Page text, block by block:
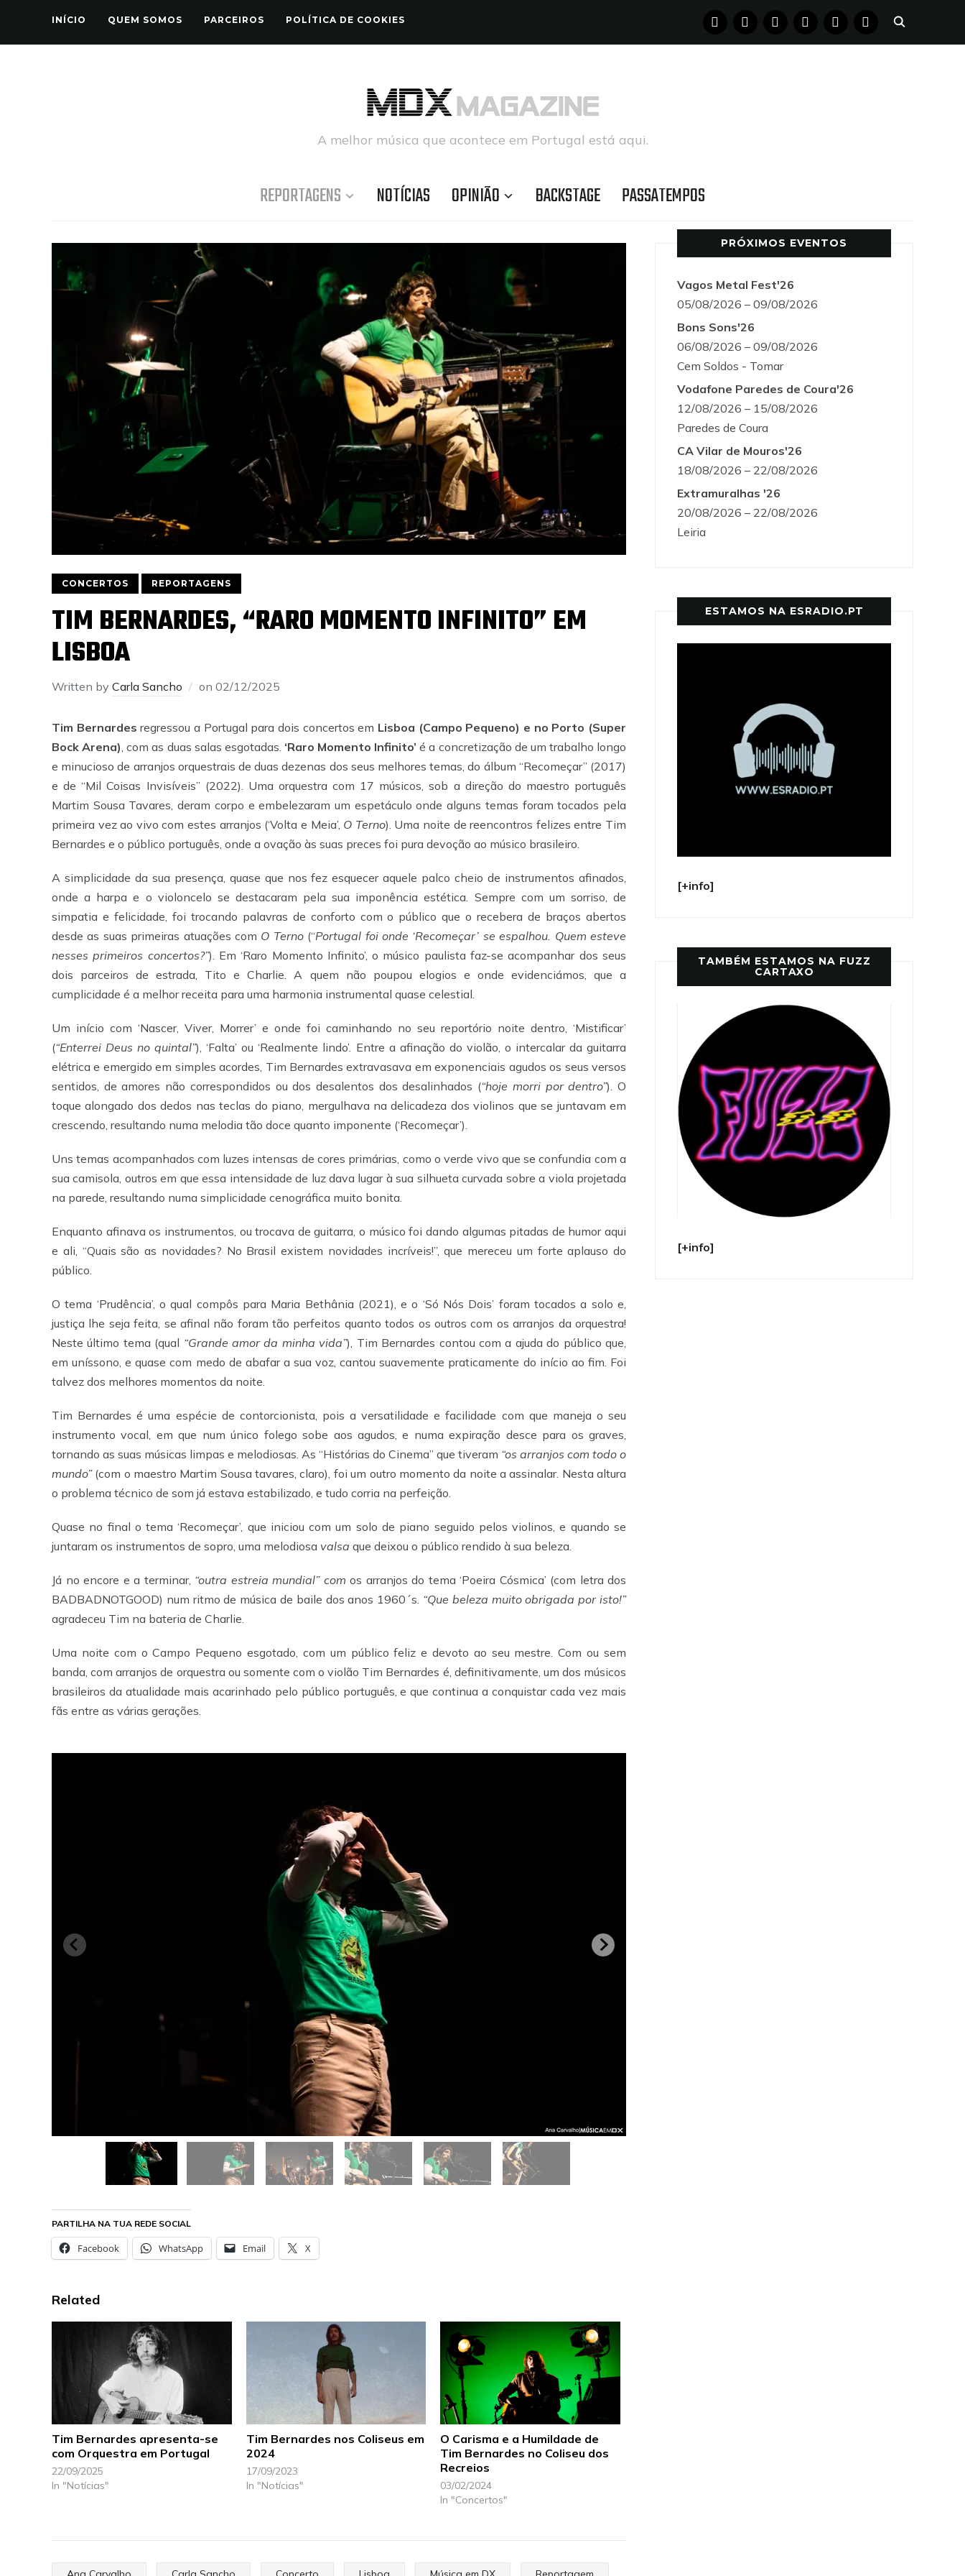
INÍCIO QUEM SOMOS PARCEIROS POLÍTICA DE COOKIES FACEBOOKINSTAGRAM
YOUTUBE PINTERESTTUMBLR
A melhor música que acontece em Portugal está aqui.
REPORTAGENS NOTÍCIAS OPINIÃO BACKSTAGE PASSATEMPOS
CONCERTOS REPORTAGENS
TIM BERNARDES, “RARO MOMENTO INFINITO” EM
LISBOA
Written by Carla Sancho on 02/12/2025
Tim Bernardes regressou a Portugal para dois concertos em Lisboa (Campo Pequeno) e no Porto (Super
Bock Arena) , com as duas salas esgotadas. ‘Raro Momento Infinito’ é a concretização de um trabalho longo
e minucioso de arranjos orquestrais de duas dezenas dos seus melhores temas, do álbum “Recomeçar” (2017)
e de “Mil Coisas Invisíveis” (2022). Uma orquestra com 17 músicos, sob a direção do maestro português
Martim Sousa Tavares, deram corpo e embelezaram um espetáculo onde alguns temas foram tocados pela
primeira vez ao vivo com estes arranjos (‘Volta e Meia’, O Terno). Uma noite de reencontros felizes entre Tim
Bernardes e o público português, onde a ovação às suas preces foi pura devoção ao músico brasileiro.
A simplicidade da sua presença, quase que nos fez esquecer aquele palco cheio de instrumentos afinados,
onde a harpa e o violoncelo se destacaram pela sua imponência estética. Sempre com um sorriso, de
simpatia e felicidade, foi trocando palavras de conforto com o público que o recebera de braços abertos
desde as suas primeiras atuações com O Terno(“Portugal foi onde ‘Recomeçar’ se espalhou. Quem esteve
nesses primeiros concertos?”). Em ‘Raro Momento Infinito’, o músico paulista faz-se acompanhar dos seus
dois parceiros de estrada, Tito e Charlie. A quem não poupou elogios e onde evidenciámos, que a
cumplicidade é a melhor receita para uma harmonia instrumental quase celestial.
Um início com ‘Nascer, Viver, Morrer’ e onde foi caminhando no seu reportório noite dentro, ‘Mistificar’
(“Enterrei Deus no quintal”), ‘Falta’ ou ‘Realmente lindo’. Entre a afinação do violão, o intercalar da guitarra
elétrica e emergido em simples acordes, Tim Bernardes extravasava em exponenciais agudos os seus versos
sentidos, de amores não correspondidos ou dos desalentos dos desalinhados (“hoje morri por dentro”). O
toque alongado dos dedos nas teclas do piano, mergulhava na delicadeza dos violinos que se juntavam em
crescendo, resultando numa melodia tão doce quanto imponente (‘Recomeçar’).
Uns temas acompanhados com luzes intensas de cores primárias, como o verde vivo que se confundia com a
sua camisola, outros em que essa intensidade de luz dava lugar à sua silhueta curvada sobre a viola projetada
na parede, resultando numa simplicidade cenográfica muito bonita.
Enquanto afinava os instrumentos, ou trocava de guitarra, o músico foi dando algumas pitadas de humor aqui
e ali, “Quais são as novidades? No Brasil existem novidades incríveis!”, que mereceu um forte aplauso do
público.
O tema ‘Prudência’, o qual compôs para Maria Bethânia (2021), e o ‘Só Nós Dois’ foram tocados a solo e,
justiça lhe seja feita, se afinal não foram tão perfeitos quanto todos os outros com os arranjos da orquestra!
Neste último tema (qual “Grande amor da minha vida”), Tim Bernardes contou com a ajuda do público que,
em uníssono, e quase com medo de abafar a sua voz, cantou suavemente praticamente do início ao fim. Foi
talvez dos melhores momentos da noite.
Tim Bernardes é uma espécie de contorcionista, pois a versatilidade e facilidade com que maneja o seu
instrumento vocal, em que num único folego sobe aos agudos, e numa expiração desce para os graves,
tornando as suas músicas limpas e melodiosas. As “Histórias do Cinema” que tiveram “os arranjos com todo o
mundo”(com o maestro Martim Sousa tavares, claro), foi um outro momento da noite a assinalar. Nesta altura
o problema técnico de som já estava estabilizado, e tudo corria na perfeição.
Quase no final o tema ‘Recomeçar’, que iniciou com um solo de piano seguido pelos violinos, e quando se
juntaram os instrumentos de sopro, uma melodiosa valsa que deixou o público rendido à sua beleza.
Já no encore e a terminar, “outra estreia mundial” com os arranjos do tema ‘Poeira Cósmica’ (com letra dos
BADBADNOTGOOD) num ritmo de música de baile dos anos 1960´s. “Que beleza muito obrigada por isto!”
agradeceu Tim na bateria de Charlie.
Uma noite com o Campo Pequeno esgotado, com um público feliz e devoto ao seu mestre. Com ou sem
banda, com arranjos de orquestra ou somente com o violão Tim Bernardes é, definitivamente, um dos músicos
brasileiros da atualidade mais acarinhado pelo público português, e que continua a conquistar cada vez mais
fãs entre as várias gerações.
PARTILHA NA TUA REDE SOCIAL
Facebook WhatsApp Email X
Related
Tim Bernardes apresenta-se
com Orquestra em Portugal
22/09/2025
In "Notícias"
Tim Bernardes nos Coliseus em
2024
17/09/2023
In "Notícias"
O Carisma e a Humildade de
Tim Bernardes no Coliseu dos
Recreios
03/02/2024
In "Concertos"
PRÓXIMOS EVENTOS
Vagos Metal Fest'26
05/08/2026 – 09/08/2026
Bons Sons'26
06/08/2026 – 09/08/2026
Cem Soldos - Tomar
Vodafone Paredes de Coura'26
12/08/2026 – 15/08/2026
Paredes de Coura
CA Vilar de Mouros'26
18/08/2026 – 22/08/2026
Extramuralhas '26
20/08/2026 – 22/08/2026
Leiria
ESTAMOS NA ESRADIO.PT
[+info]
TAMBÉM ESTAMOS NA FUZZ
CARTAXO
[+info]